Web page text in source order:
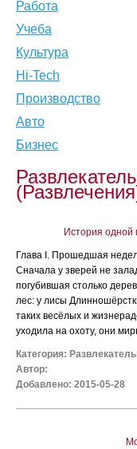
Работа
Учеба
Культура
Hi-Tech
Производство
Авто
Бизнес
История одной
Глава I. Прошедшая
Сначала у зверей не
погубившая столько
лес: у лисы
таких весёлых и
уходила на охоту, они
Категория:
Автор:
Добавлено: 2015-05-28